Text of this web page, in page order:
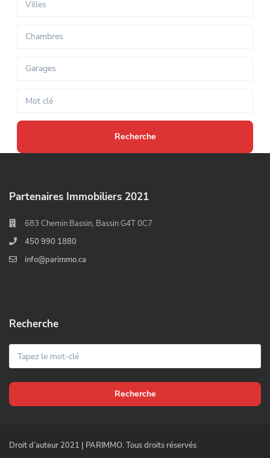
Partenaires Immobiliers 2021
683 Chemin Bassin, Bassin G4T 0C7
450 990 1880
info@parimmo.ca
Recherche
Recherche
Droit d’auteur 2021 | PARIMMO. Tous droits réservés